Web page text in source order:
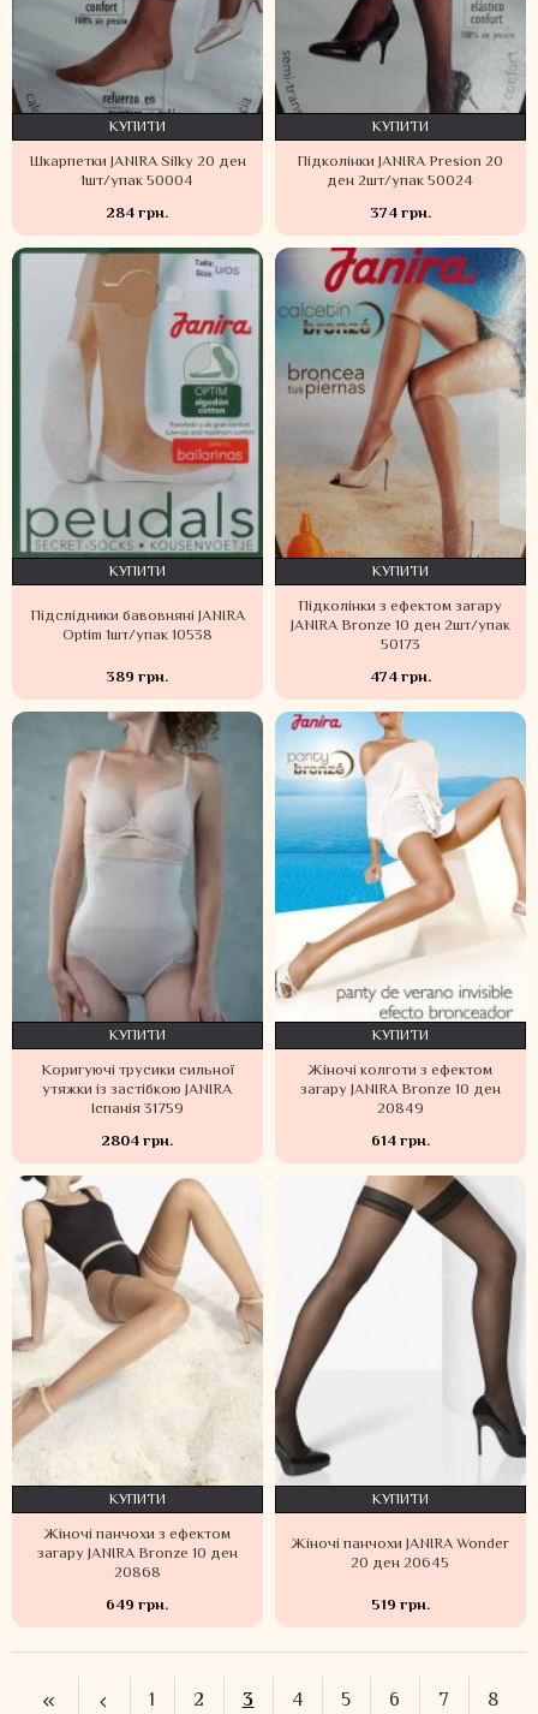
Шкарпетки JANIRA Silky 20 ден
1шт/упак 50004
284 грн.
КУПИТИ
Підколінки JANIRA Presion 20
ден 2шт/упак 50024
374 грн.
КУПИТИ
Підслідники бавовняні JANIRA
Optim 1шт/упак 10538
389 грн.
КУПИТИ
Підколінки з ефектом загару
JANIRA Bronze 10 ден 2шт/упак
50173
474 грн.
КУПИТИ
Коригуючі трусики сильної
утяжки із застібкою JANIRA
Іспанія 31759
2804 грн.
КУПИТИ
Жіночі колготи з ефектом
загару JANIRA Bronze 10 ден
20849
614 грн.
КУПИТИ
Жіночі панчохи з ефектом
загару JANIRA Bronze 10 ден
20868
649 грн.
КУПИТИ
Жіночі панчохи JANIRA Wonder
20 ден 20645
519 грн.
КУПИТИ
1 2 3 4 5 6 7
8